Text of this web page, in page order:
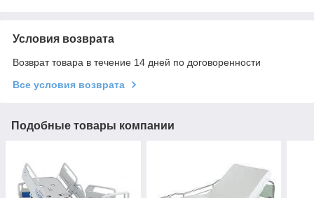
Условия возврата
Возврат товара в течение 14 дней по договоренности
Все условия возврата
Подобные товары компании